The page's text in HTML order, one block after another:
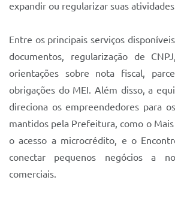
expandir ou regularizar suas
Entre os principais serviços
documentos, regularização de
orientações sobre nota fiscal,
obrigações do MEI. Além disso, a
direciona os empreendedores para
mantidos pela Prefeitura, como o
o acesso a microcrédito, e o
conectar pequenos negócios a
comerciais.